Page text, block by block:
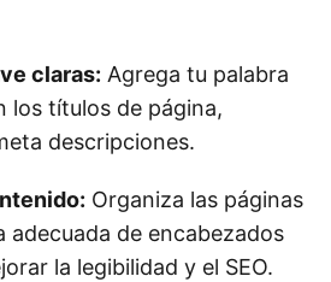
claras: Agrega tu palabra
los títulos de página,
descripciones.
Organiza las páginas
adecuada de encabezados
la legibilidad y el SEO.